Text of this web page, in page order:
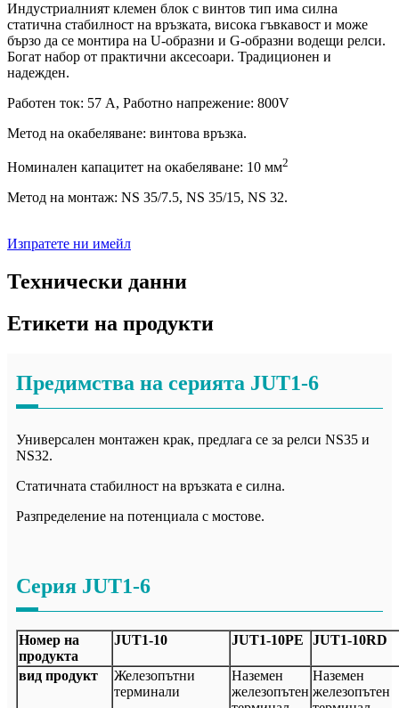
Индустриалният клемен блок с винтов тип има силна
статична стабилност на връзката, висока гъвкавост и може
бързо да се монтира на U-образни и G-образни водещи релси.
Богат набор от практични аксесоари. Традиционен и
надежден.
Работен ток: 57 A, Работно напрежение: 800V
Метод на окабеляване: винтова връзка.
Номинален капацитет на окабеляване: 10 мм2
Метод на монтаж: NS 35/7.5, NS 35/15, NS 32.
Изпратете ни имейл
Технически данни
Етикети на продукти
Предимства на серията JUT1-6
Универсален монтажен крак, предлага се за релси NS35 и
NS32.
Статичната стабилност на връзката е силна.
Разпределение на потенциала с мостове.
Серия JUT1-6
Номер на
продукта
JUT1-10 JUT1-10PE JUT1-10RD
вид продукт
Железопътни
терминали
Наземен
железопътен
Наземен
железопътен